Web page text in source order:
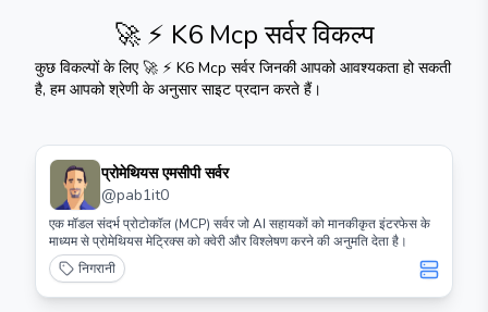
🚀 ⚡️ K6 Mcp सर्वरविकल्प
कुछ विकल्पों के लिए🚀 ⚡️ K6 Mcp सर्वरजिनकी आपको आवश्यकता हो सकती
है, हम आपको श्रेणी के अनुसार साइट प्रदान करते हैं।
प्रोमेथियस एमसीपी सर्वर
@pab1it0
एक मॉडल संदर्भ प्रोटोकॉल (MCP) सर्वर जो AI सहायकों को मानकीकृत इंटरफेस के
माध्यम से प्रोमेथियस मेट्रिक्स को क्वेरी और विश्लेषण करने की अनुमति देता है।
निगरानी